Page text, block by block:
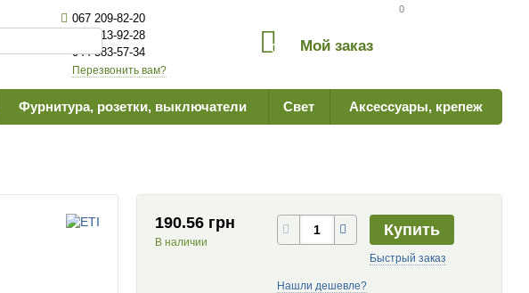
0
067 209-82-20
063 613-92-28
044 383-57-34
Перезвонить вам?
0 Мой заказ
Фурнитура, розетки, выключатели Свет Аксессуары, крепеж
190.56 грн
В наличии
Купить
Быстрый заказ
Нашли дешевле?